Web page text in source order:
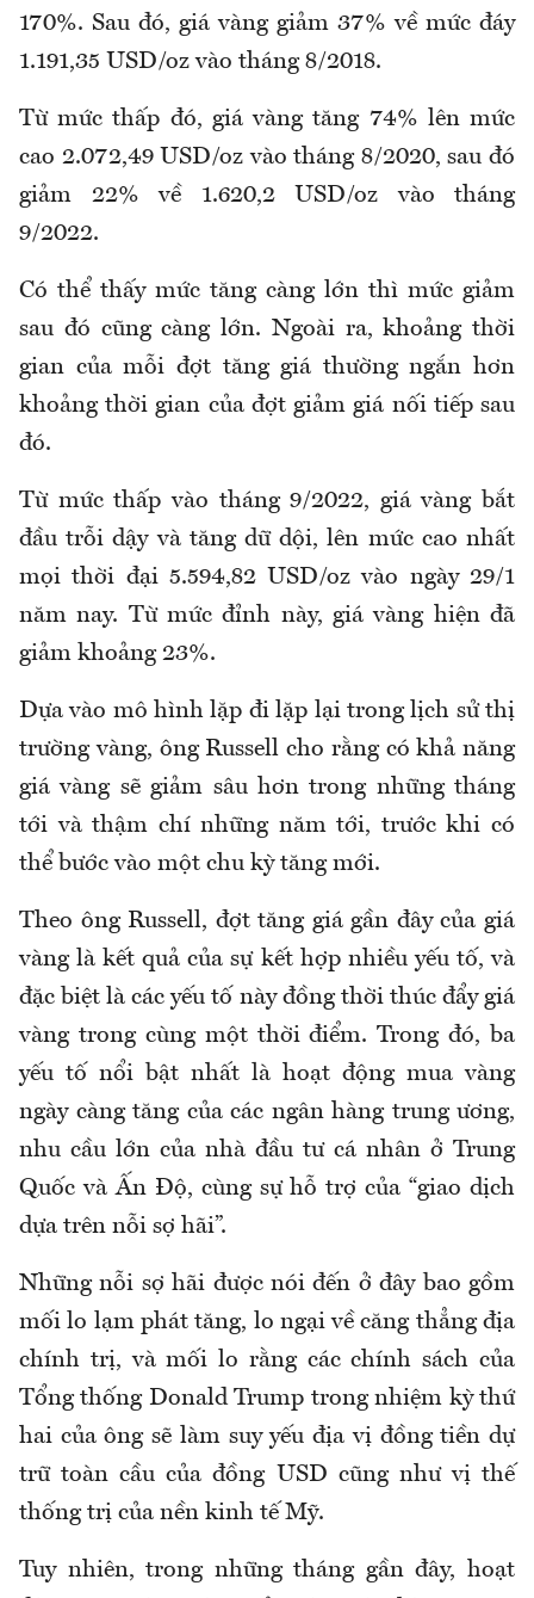
170%. Sau đó, giá vàng giảm 37% về mức đáy
1.191,35 USD/oz vào tháng 8/2018.
Từ mức thấp đó, giá vàng tăng 74% lên mức
cao 2.072,49 USD/oz vào tháng 8/2020, sau đó
giảm 22% về 1.620,2 USD/oz vào tháng
9/2022.
Có thể thấy mức tăng càng lớn thì mức giảm
sau đó cũng càng lớn. Ngoài ra, khoảng thời
gian của mỗi đợt tăng giá thường ngắn hơn
khoảng thời gian của đợt giảm giá nối tiếp sau
đó.
Từ mức thấp vào tháng 9/2022, giá vàng bắt
đầu trỗi dậy và tăng dữ dội, lên mức cao nhất
mọi thời đại 5.594,82 USD/oz vào ngày 29/1
năm nay. Từ mức đỉnh này, giá vàng hiện đã
giảm khoảng 23%.
Dựa vào mô hình lặp đi lặp lại trong lịch sử thị
trường vàng, ông Russell cho rằng có khả năng
giá vàng sẽ giảm sâu hơn trong những tháng
tới và thậm chí những năm tới, trước khi có
thể bước vào một chu kỳ tăng mới.
Theo ông Russell, đợt tăng giá gần đây của giá
vàng là kết quả của sự kết hợp nhiều yếu tố, và
đặc biệt là các yếu tố này đồng thời thúc đẩy giá
vàng trong cùng một thời điểm. Trong đó, ba
yếu tố nổi bật nhất là hoạt động mua vàng
ngày càng tăng của các ngân hàng trung ương,
nhu cầu lớn của nhà đầu tư cá nhân ở Trung
Quốc và Ấn Độ, cùng sự hỗ trợ của “giao dịch
dựa trên nỗi sợ hãi”.
Những nỗi sợ hãi được nói đến ở đây bao gồm
mối lo lạm phát tăng, lo ngại về căng thẳng địa
chính trị, và mối lo rằng các chính sách của
Tổng thống Donald Trump trong nhiệm kỳ thứ
hai của ông sẽ làm suy yếu địa vị đồng tiền dự
trữ toàn cầu của đồng USD cũng như vị thế
thống trị của nền kinh tế Mỹ.
Tuy nhiên, trong những tháng gần đây, hoạt